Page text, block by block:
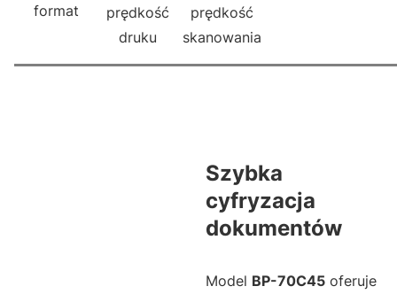
format
prędkość
druku
prędkość
skanowania
Szybka
cyfryzacja
dokumentów
Model BP-70C45 oferuje